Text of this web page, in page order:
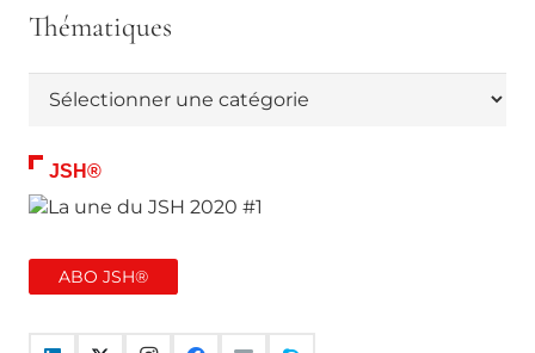
Thématiques
JSH®
ABO JSH®